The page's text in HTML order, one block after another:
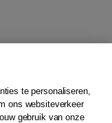
te personaliseren,
ons websiteverkeer
gebruik van onze